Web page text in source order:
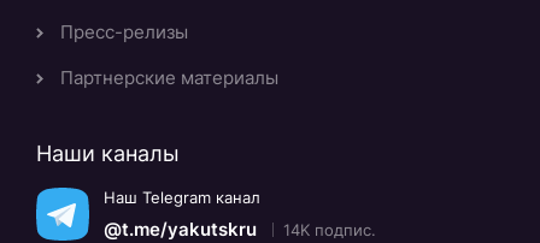
Пресс-релизы
Партнерские материалы
Наши каналы
Наш Telegram канал
@t.me/yakutskru 14K подпис.